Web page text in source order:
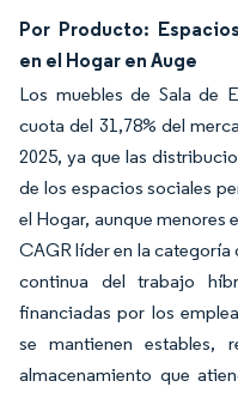
Por Producto:
en el Hogar en Auge
Los muebles de Sala de
cuota del 31,78% del
2025, ya que las
de los espacios sociales
el Hogar, aunque menores
CAGR líder en la categoría
continua del trabajo
financiadas por los
se mantienen estables,
almacenamiento que